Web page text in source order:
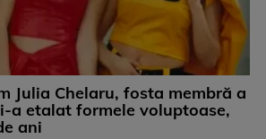
Julia Chelaru, fosta membră a
a etalat formele voluptoase,
ani